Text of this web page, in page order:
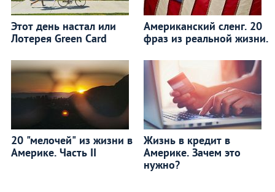
Этот день настал или
Лотерея Green Card
Американский сленг. 20
фраз из реальной жизни.
20 "мелочей" из жизни в
Америке. Часть II
Жизнь в кредит в
Америке. Зачем это
нужно?